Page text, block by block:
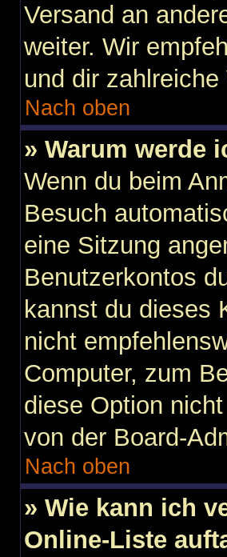
Versand an
weiter. Wir
und dir
Nach oben
» Warum werde
Wenn du beim
Besuch
eine Sitzung
Benutzerkontos
kannst du dieses
nicht
Computer, zum
diese Option
von der Board-
Nach oben
» Wie kann ich
Online-Liste